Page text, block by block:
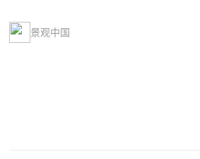
景观中国